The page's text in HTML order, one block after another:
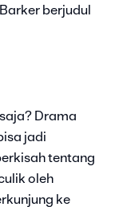
berjudul
Drama
jadi
tentang
oleh
ke